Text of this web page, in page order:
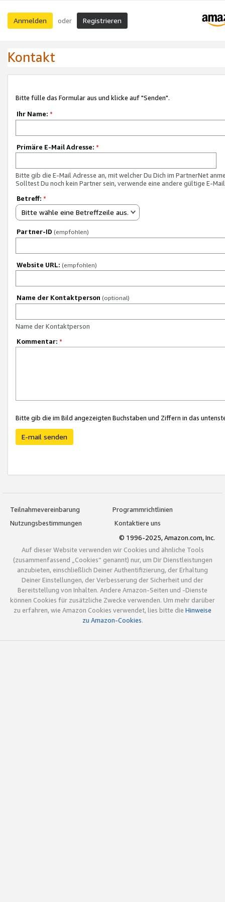
Anmelden oder Registrieren
Kontakt
Bitte fülle das Formular aus und klicke auf "Senden".
Ihr Name: *
Primäre E-Mail Adresse: *
Bitte gib die E-Mail Adresse an, mit welcher Du Dich im PartnerNet
Solltest Du noch kein Partner sein, verwende eine andere gültige E-
Betreff: *
Bitte wähle eine Betreffzeile aus.
Partner-ID (empfohlen)
Website URL: (empfohlen)
Name der Kontaktperson (optional)
Name der Kontaktperson
Kommentar: *
Bitte gib die im Bild angezeigten Buchstaben und Ziffern in das
E-mail senden
Teilnahmevereinbarung
Programmrichtlinien
Nutzungsbestimmungen
Kontaktiere uns
© 1996-2025, Amazon.com, Inc.
Auf dieser Website verwenden wir Cookies und ähnliche Tools
(zusammenfassend „Cookies“ genannt) nur, um Dir Dienstleistungen
anzubieten, einschließlich Deiner Authentifizierung, der Erhaltung
Deiner Einstellungen, der Verbesserung der Sicherheit und der
Bereitstellung von Inhalten. Andere Amazon-Seiten und -Dienste
können Cookies für zusätzliche Zwecke verwenden. Um mehr darüber
zu erfahren, wie Amazon Cookies verwendet, lies bitte die Hinweise
zu Amazon-Cookies.